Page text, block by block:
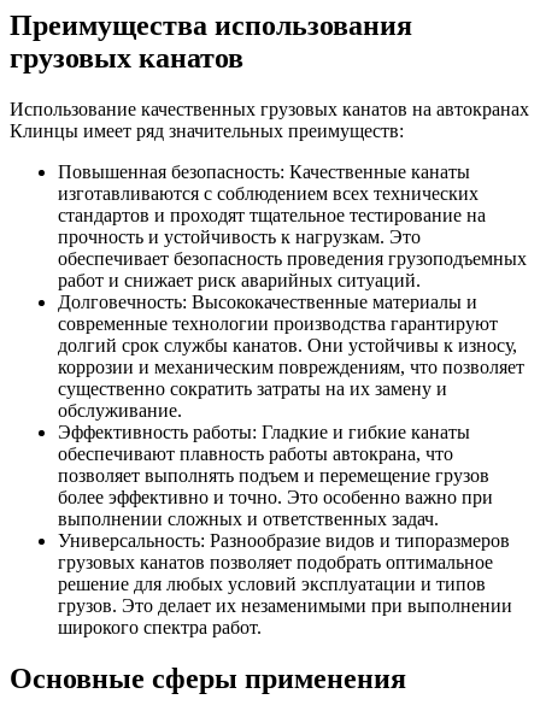
Преимущества использования
грузовых канатов
Использование качественных грузовых канатов на автокранах
Клинцы имеет ряд значительных преимуществ:
Повышенная безопасность: Качественные канаты
изготавливаются с соблюдением всех технических
стандартов и проходят тщательное тестирование на
прочность и устойчивость к нагрузкам. Это
обеспечивает безопасность проведения грузоподъемных
работ и снижает риск аварийных ситуаций.
Долговечность: Высококачественные материалы и
современные технологии производства гарантируют
долгий срок службы канатов. Они устойчивы к износу,
коррозии и механическим повреждениям, что позволяет
существенно сократить затраты на их замену и
обслуживание.
Эффективность работы: Гладкие и гибкие канаты
обеспечивают плавность работы автокрана, что
позволяет выполнять подъем и перемещение грузов
более эффективно и точно. Это особенно важно при
выполнении сложных и ответственных задач.
Универсальность: Разнообразие видов и типоразмеров
грузовых канатов позволяет подобрать оптимальное
решение для любых условий эксплуатации и типов
грузов. Это делает их незаменимыми при выполнении
широкого спектра работ.
Основные сферы применения